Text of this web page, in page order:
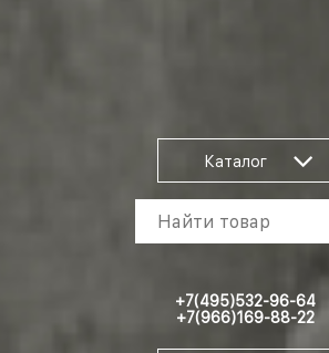
Каталог
+7(495)532-96-64
+7(966)169-88-22